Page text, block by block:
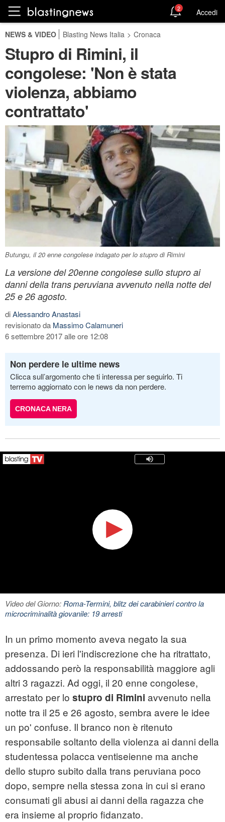
2 Accedi
NEWS & VIDEO Blasting News Italia > Cronaca
Stupro di Rimini, il
congolese: 'Non è stata
violenza, abbiamo
contrattato'
Butungu, il 20 enne congolese indagato per lo stupro di Rimini
La versione del 20enne congolese sullo stupro ai
danni della trans peruviana avvenuto nella notte del
25 e 26 agosto.
diAlessandro Anastasi
revisionato da Massimo Calamuneri
6 settembre 2017 alle ore 12:08
Non perdere le ultime news
Clicca sull’argomento che ti interessa per seguirlo. Ti
terremo aggiornato con le news da non perdere.
CRONACA NERA
Video del Giorno:Roma-Termini, blitz dei carabinieri contro la
microcriminalità giovanile: 19 arresti
In un primo momento aveva negato la sua
presenza. Di ieri l'indiscrezione che ha ritrattato,
addossando però la responsabilità maggiore agli
altri 3 ragazzi. Ad oggi, il 20 enne congolese,
arrestato per lo stupro di Rimini avvenuto nella
notte tra il 25 e 26 agosto, sembra avere le idee
un po' confuse. Il branco non è ritenuto
responsabile soltanto della violenza ai danni della
studentessa polacca ventiseienne ma anche
dello stupro subito dalla trans peruviana poco
dopo, sempre nella stessa zona in cui si erano
consumati gli abusi ai danni della ragazza che
era insieme al proprio fidanzato.